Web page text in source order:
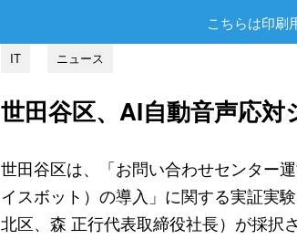
こちらは印刷
IT ニュース
世田谷区、AI自動音声応
世田谷区は、「お問い合わせセンター
イスボット）の導入」に関する実証実
北区、森 正行代表取締役社長）が採択